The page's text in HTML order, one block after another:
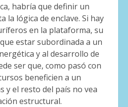
habría que definir un
la lógica de enclave. Si hay
en la plataforma, su
estar subordinada a un
y al desarrollo de
ser que, como pasó con
beneficien a un
y el resto del país no vea
estructural.